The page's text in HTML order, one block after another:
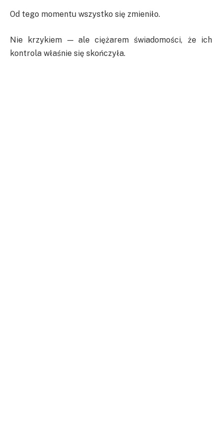
Od tego momentu wszystko się zmieniło.
Nie krzykiem — ale ciężarem świadomości, że ich
kontrola właśnie się skończyła.